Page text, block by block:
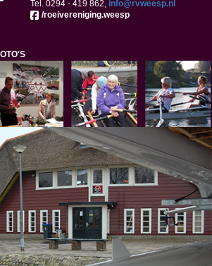
Tel. 0294 - 419 862, ofni@rvweesp.nl
/roeivereniging.weesp